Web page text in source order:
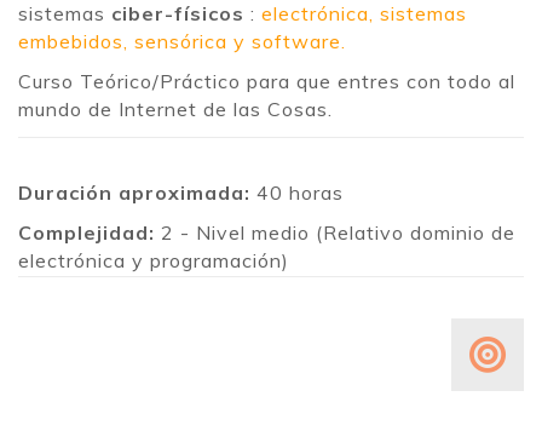
sistemas ciber-físicos : electrónica, sistemas
embebidos, sensórica y software.
Curso Teórico/Práctico para que entres con todo al
mundo de Internet de las Cosas.
Duración aproximada: 40 horas
Complejidad: 2 - Nivel medio (Relativo dominio de
electrónica y programación)